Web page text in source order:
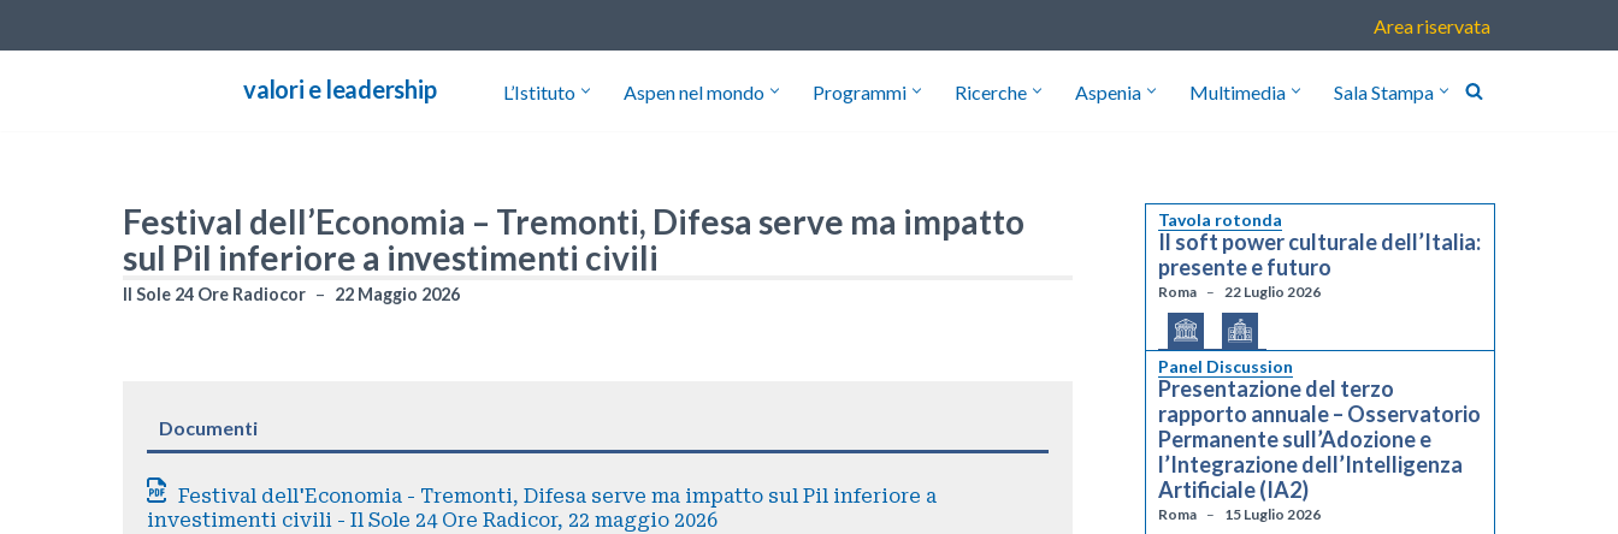
Area riservata
valori e leadership L’Istituto Aspen nel mondo Programmi Ricerche Aspenia Multimedia Sala Stampa
Festival dell’Economia – Tremonti, Difesa serve ma impatto
sul Pil inferiore a investimenti civili
Il Sole 24 Ore Radiocor 22 Maggio 2026
Documenti
Festival dell'Economia - Tremonti, Difesa serve ma impatto sul Pil inferiore a
investimenti civili - Il Sole 24 Ore Radicor, 22 maggio 2026
Tavola rotonda
Il soft power culturale dell’Italia:
presente e futuro
Roma 22 Luglio 2026
Panel Discussion
Presentazione del terzo
rapporto annuale – Osservatorio
Permanente sull’Adozione e
l’Integrazione dell’Intelligenza
Artificiale (IA2)
Roma 15 Luglio 2026